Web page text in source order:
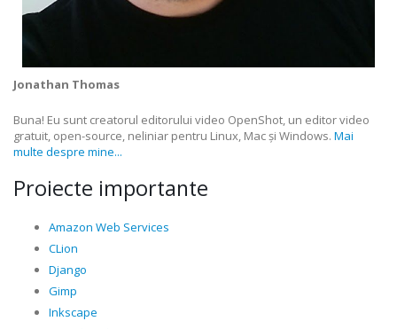
Jonathan Thomas
Buna! Eu sunt creatorul editorului video OpenShot, un editor video
gratuit, open-source, neliniar pentru Linux, Mac și Windows. Mai
multe despre mine...
Proiecte importante
Amazon Web Services
CLion
Django
Gimp
Inkscape